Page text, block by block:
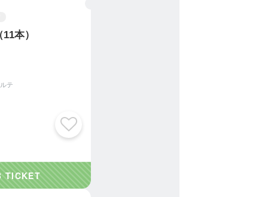
本）
テ